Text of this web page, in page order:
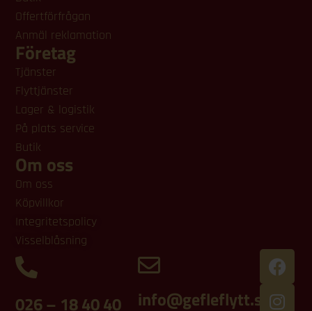
Offertförfrågan
Anmäl reklamation
Företag
Tjänster
Flyttjänster
Lager & logistik
På plats service
Butik
Om oss
Om oss
Köpvillkor
Integritetspolicy
Visselblåsning
026 – 18 40 40 info@gefleflytt.se